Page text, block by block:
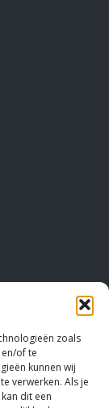
zoals
of te
kunnen wij
verwerken. Als je
dit een